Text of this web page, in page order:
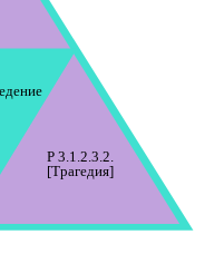
P 3.1.2.3.2.
[Трагедия]